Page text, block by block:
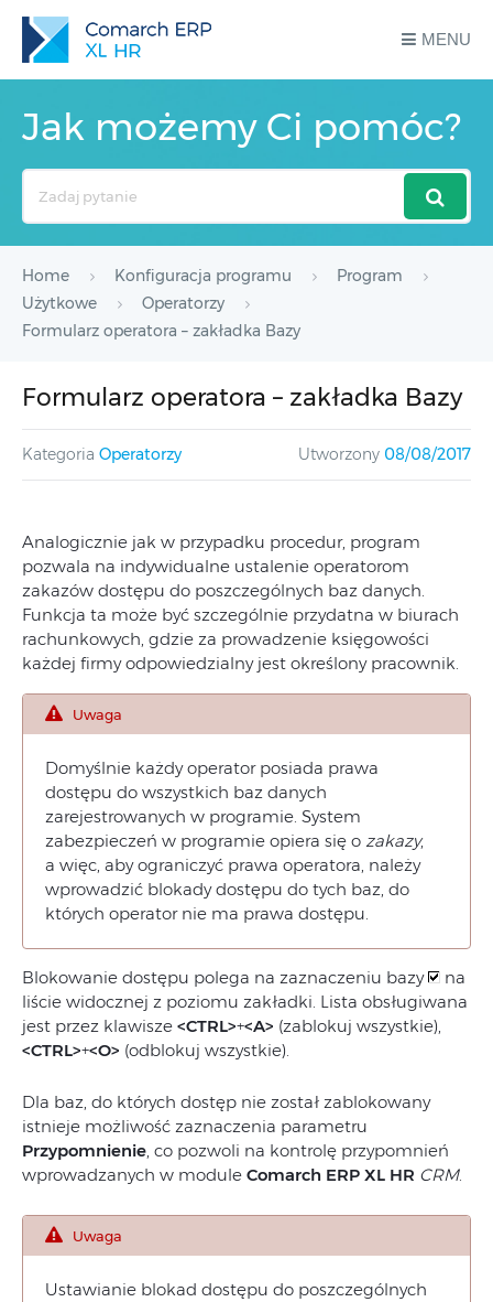
MENU
Jak możemy Ci pomóc?
Home Konfiguracja programu
Program
Użytkowe
Operatorzy
Formularz operatora – zakładka Bazy
Formularz operatora – zakładka Bazy
Kategoria Operatorzy Utworzony 08/08/2017
Analogicznie jak w przypadku procedur, program
pozwala na indywidualne ustalenie operatorom
zakazów dostępu do poszczególnych baz danych.
Funkcja ta może być szczególnie przydatna w biurach
rachunkowych, gdzie za prowadzenie księgowości
każdej firmy odpowiedzialny jest określony pracownik.
Uwaga
Domyślnie każdy operator posiada prawa
dostępu do wszystkich baz danych
zarejestrowanych w programie. System
zabezpieczeń w programie opiera się o zakazy,
a więc, aby ograniczyć prawa operatora, należy
wprowadzić blokady dostępu do tych baz, do
których operator nie ma prawa dostępu.
Blokowanie dostępu polega na zaznaczeniu bazy
na
liście widocznej z poziomu zakładki. Lista obsługiwana
jest przez klawisze <CTRL>+<A> (zablokuj wszystkie),
<CTRL>+<O> (odblokuj wszystkie).
Dla baz, do których dostęp nie został zablokowany
istnieje możliwość zaznaczenia parametru
Przypomnienie, co pozwoli na kontrolę przypomnień
wprowadzanych w module Comarch ERP XL HR CRM.
Uwaga
Ustawianie blokad dostępu do poszczególnych